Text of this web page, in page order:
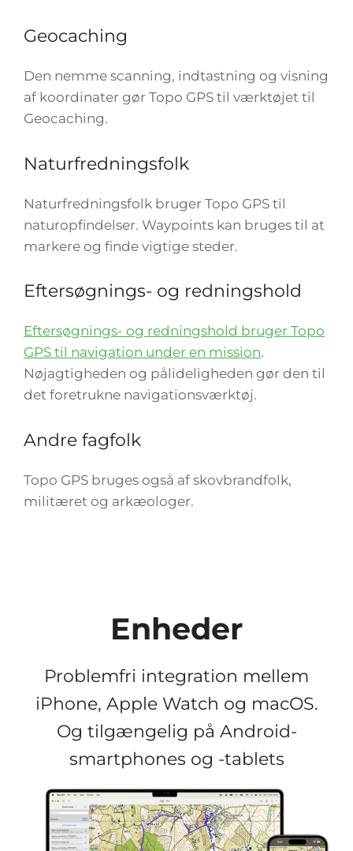
Geocaching
Den nemme scanning, indtastning og visning
af koordinater gør Topo GPS til værktøjet til
Geocaching.
Naturfredningsfolk
Naturfredningsfolk bruger Topo GPS til
naturopfindelser. Waypoints kan bruges til at
markere og finde vigtige steder.
Eftersøgnings- og redningshold
Eftersøgnings- og redningshold bruger Topo
GPS til navigation under en mission.
Nøjagtigheden og pålideligheden gør den til
det foretrukne navigationsværktøj.
Andre fagfolk
Topo GPS bruges også af skovbrandfolk,
militæret og arkæologer.
Enheder
Problemfri integration mellem
iPhone, Apple Watch og macOS.
Og tilgængelig på Android-
smartphones og -tablets